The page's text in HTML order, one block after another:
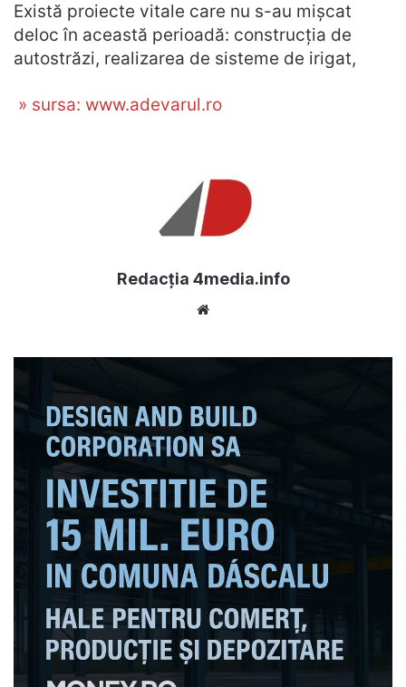
Există proiecte vitale care nu s-au mişcat
deloc în această perioadă: construcţia de
autostrăzi, realizarea de sisteme de irigat,
» sursa: www.adevarul.ro
Redacția 4media.info